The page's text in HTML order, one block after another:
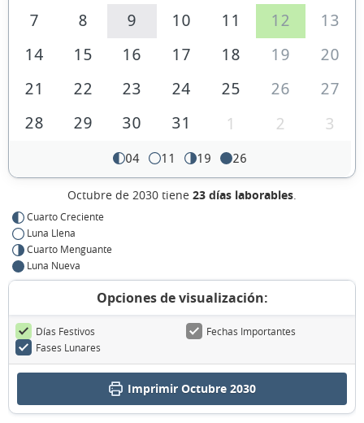
7
8 9 10 11 12
13
14
15 16 17 18 19
20
21
22 23 24 25 26
27
28
29 30 31 1 2 3
04 11 19 26
Octubre de 2030 tiene 23 días laborables.
Cuarto Creciente
Luna Llena
Cuarto Menguante
Luna Nueva
Opciones de visualización:
Días Festivos
Fechas Importantes
Fases Lunares
Imprimir Octubre 2030